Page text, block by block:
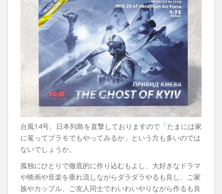
台風14号、日本列島を直撃しておりますので「たまには家
に篭ってプラモでもやってみるか」という方も多いのでは
ないでしょうか。
孤独にひとりで徹底的に作り込むもよし、大好きなドラマ
や映画や音楽を垂れ流しながらダラダラやるも良し、ご家
族やカップル、ご友人同士でわいわいやりながら作るも良